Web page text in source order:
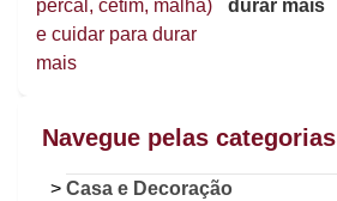
durar mais
Navegue pelas categorias
Casa e Decoração